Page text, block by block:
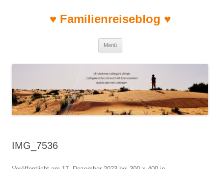
♥ Familienreiseblog ♥
Menü
IMG_7536